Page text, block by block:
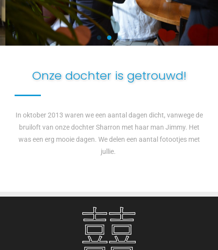
Onze dochter is getrouwd!
In oktober 2013 waren we een aantal dagen dicht, vanwege de
bruiloft van onze dochter Sharron met haar man Jimmy. Het
was een erg mooie dagen. We delen een aantal fotootjes met
jullie.